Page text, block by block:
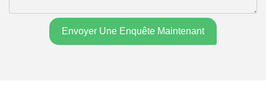
Envoyer Une Enquête Maintenant